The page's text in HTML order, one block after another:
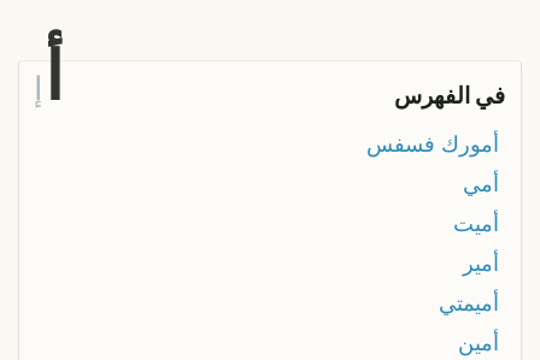
في الفهرس إ
أمورك فسفس
أمي
أميت
أمير
أميمتي
أمين